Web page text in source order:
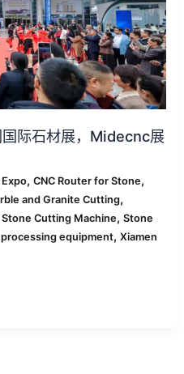
际石材展，Midecnc展
,CNC Router for Stone,
and Granite Cutting,
Cutting Machine,Stone
equipment,Xiamen